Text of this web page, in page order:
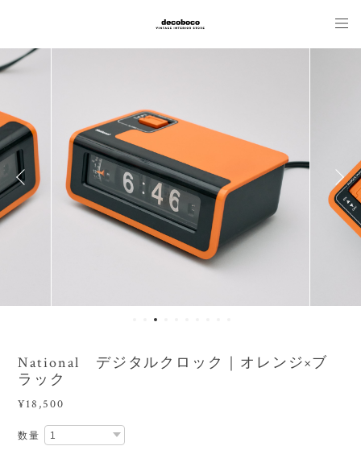
National デジタルクロック｜オレンジ×ブ
ラック
¥18,500
数量